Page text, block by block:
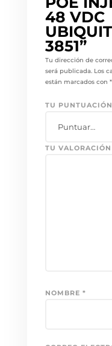
48 VDC
3851”
Tu dirección de
será publicada. Los
están marcados con *
TU PUNTUACIÓN
TU VALORACIÓN
NOMBRE *